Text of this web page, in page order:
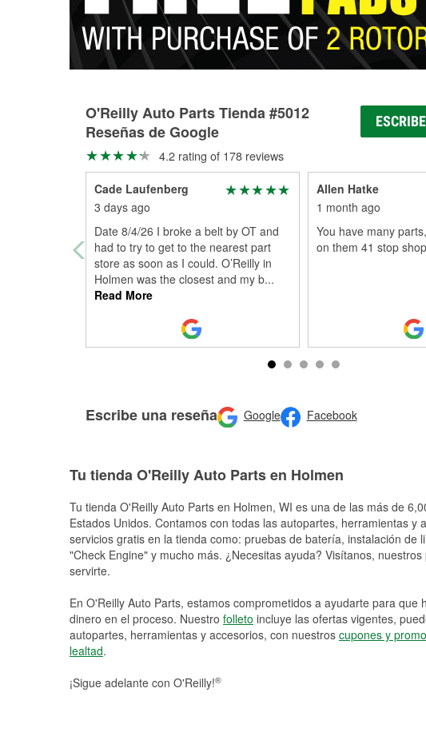
O'Reilly Auto Parts Tienda #5012
Reseñas de Google
4.2 rating of 178 reviews
Cade Laufenberg
3 days ago
Date 8/4/26 I broke a belt by OT and
had to try to get to the nearest part
store as soon as I could. O’Reilly in
Holmen was the closest and my b...
Read More
Allen Hatke
1 month ago
You have many
on them 41 stop
Escribe una reseña Google Facebook
Tu tienda O'Reilly Auto Parts en Holmen
Tu tienda O'Reilly Auto Parts en Holmen, WI es una de las más de
Estados Unidos. Contamos con todas las autopartes, herramientas y
servicios gratis en la tienda como: pruebas de batería, instalación de
"Check Engine" y mucho más. ¿Necesitas ayuda? Visítanos,
servirte.
En O'Reilly Auto Parts, estamos comprometidos a ayudarte para
dinero en el proceso. Nuestro folleto incluye las ofertas vigentes,
autopartes, herramientas y accesorios, con nuestros cupones y
lealtad.
¡Sigue adelante con O'Reilly!®